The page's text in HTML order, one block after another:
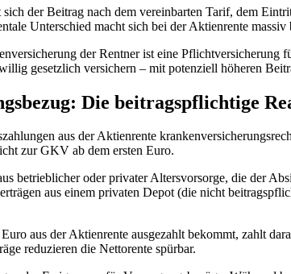
der Beitrag nach dem vereinbarten Tarif, dem
Unterschied macht sich bei der Aktienrente massiv
der Rentner ist eine Pflichtversicherung
gesetzlich versichern – mit potenziell höheren
Die beitragspflichtige
aus der Aktienrente
zur GKV ab dem ersten Euro.
betrieblicher oder privater Altersvorsorge, die der
aus einem privaten Depot (die nicht
aus der Aktienrente ausgezahlt bekommt, zahlt
reduzieren die Nettorente spürbar.